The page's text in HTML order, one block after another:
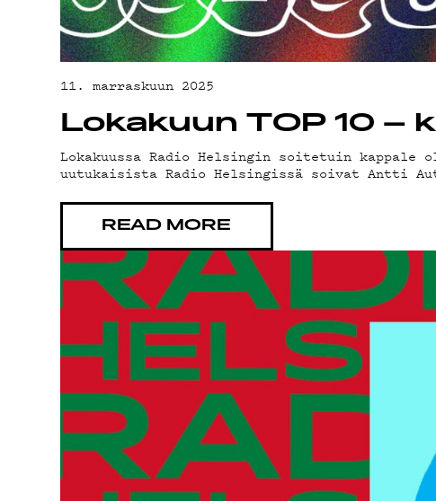
11. marraskuun 2025
Lokakuun TOP 10 –
Lokakuussa Radio Helsingin soitetuin
uutukaisista Radio Helsingissä soivat Antti
READ MORE